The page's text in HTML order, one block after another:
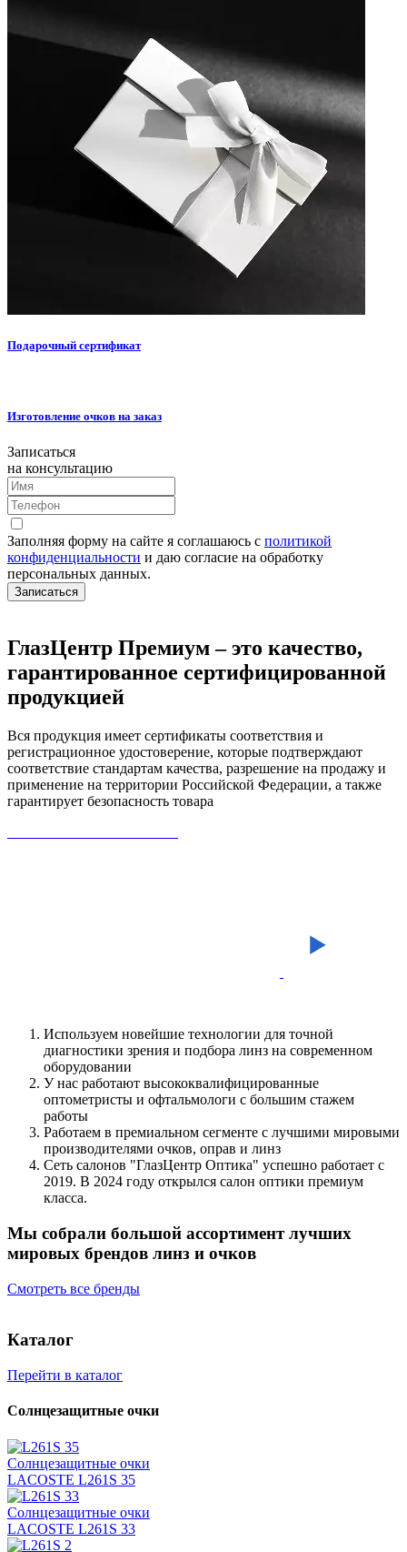
Подарочный сертификат
Изготовление очков на заказ
Записаться
на консультацию
Заполняя форму на сайте я соглашаюсь с политикой
конфиденциальности и даю согласие на обработку
персональных данных.
Записаться
ГлазЦентр Премиум – это качество,
гарантированное сертифицированной
продукцией
Вся продукция имеет сертификаты соответствия и
регистрационное удостоверение, которые подтверждают
соответствие стандартам качества, разрешение на продажу и
применение на территории Российской Федерации, а также
гарантирует безопасность товара
Используем новейшие технологии для точной
диагностики зрения и подбора линз на современном
оборудовании
У нас работают высококвалифицированные
оптометристы и офтальмологи с большим стажем
работы
Работаем в премиальном сегменте с лучшими мировыми
производителями очков, оправ и линз
Сеть салонов "ГлазЦентр Оптика" успешно работает с
2019. В 2024 году открылся салон оптики премиум
класса.
Мы собрали большой ассортимент лучших
мировых брендов линз и очков
Смотреть все бренды
Каталог
Перейти в каталог
Солнцезащитные очки
Солнцезащитные очки
LACOSTE L261S 35
Солнцезащитные очки
LACOSTE L261S 33